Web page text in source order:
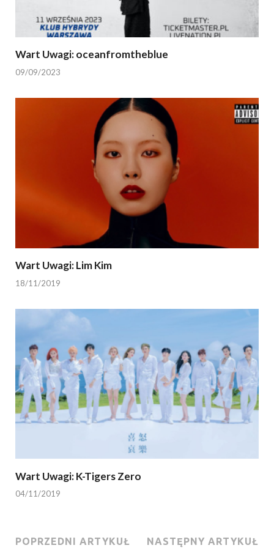
Wart Uwagi: oceanfromtheblue
09/09/2023
Wart Uwagi: Lim Kim
18/11/2019
Wart Uwagi: K-Tigers Zero
04/11/2019
POPRZEDNI ARTYKUŁ NASTĘPNY ARTYKUŁ